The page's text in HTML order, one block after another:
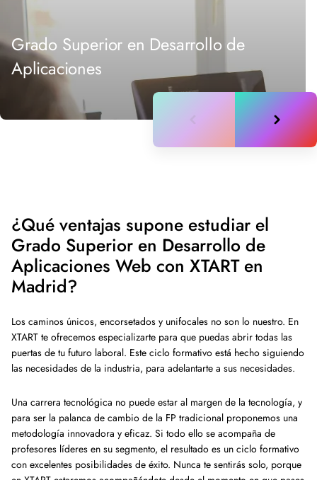
Grado Superior en Desarrollo de
Aplicaciones
¿Qué ventajas supone estudiar el
Grado Superior en Desarrollo de
Aplicaciones Web con XTART en
Madrid?
Los caminos únicos, encorsetados y unifocales no son lo nuestro. En
XTART te ofrecemos especializarte para que puedas abrir todas las
puertas de tu futuro laboral. Este ciclo formativo está hecho siguiendo
las necesidades de la industria, para adelantarte a sus necesidades.
Una carrera tecnológica no puede estar al margen de la tecnología, y
para ser la palanca de cambio de la FP tradicional proponemos una
metodología innovadora y eficaz. Si todo ello se acompaña de
profesores líderes en su segmento, el resultado es un ciclo formativo
con excelentes posibilidades de éxito. Nunca te sentirás solo, porque